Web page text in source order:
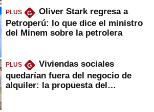
PLUS G
Oliver Stark regresa a
Petroperú: lo que dice el ministro
del Minem sobre la petrolera
PLUS G
Viviendas sociales
quedarían fuera del negocio de
alquiler: la propuesta del